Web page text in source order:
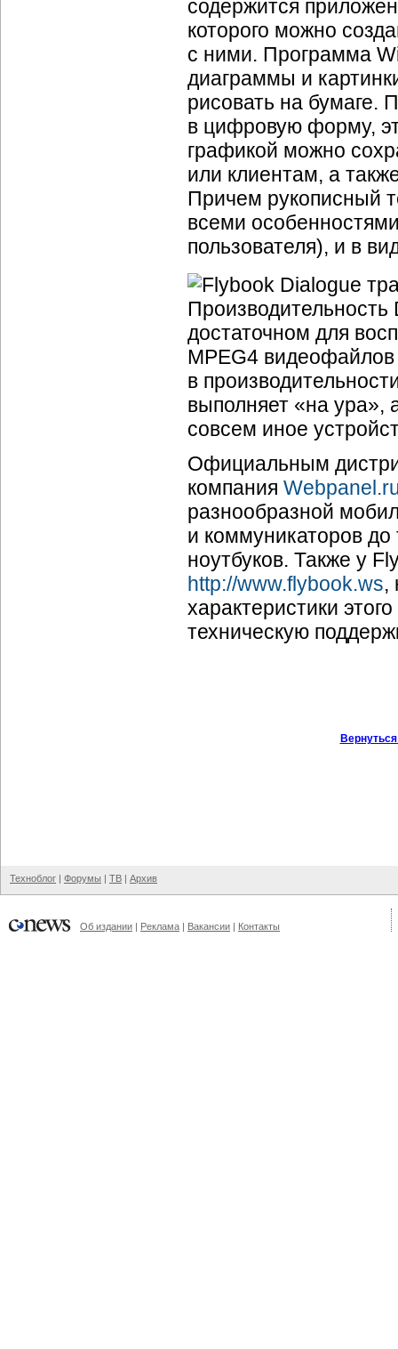
содержится
которого можно
с ними. Программа
диаграммы и
рисовать на бумаге.
в цифровую форму,
графикой можно
или клиентам, а
Причем рукописный
всеми
пользователя), и в
достаточном для
MPEG4
в
выполняет «на ура»,
совсем иное
Официальным
компания
разнообразной
и коммуникаторов
ноутбуков. Также у
http://www.flybook.ws,
характеристики
техническую
Техноблог | Форумы | ТВ | Архив
Об издании | Реклама | Вакансии | Контакты